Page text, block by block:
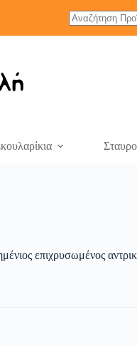
επιχρυσωμένος